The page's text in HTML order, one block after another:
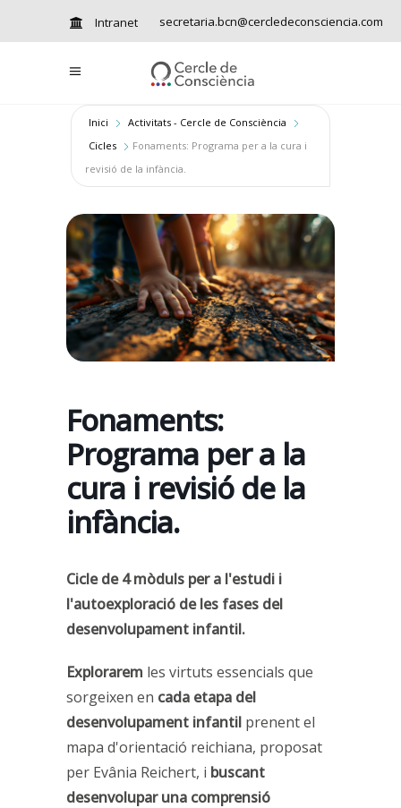
Intranet secretaria.bcn@cercledeconsciencia.com
Inici
Activitats - Cercle de Consciència
Cicles
Fonaments: Programa per a la cura i
revisió de la infància.
Fonaments:
Programa per a la
cura i revisió de la
infància.
Cicle de 4 mòduls per a l'estudi i
l'autoexploració de les fases del
desenvolupament infantil.
Explorarem les virtuts essencials que
sorgeixen en cada etapa del
desenvolupament infantil prenent el
mapa d'orientació reichiana, proposat
per Evânia Reichert, i buscant
desenvolupar una comprensió